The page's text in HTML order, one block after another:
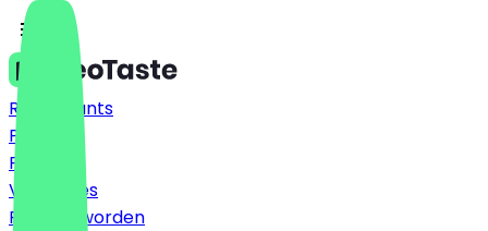
Restaurants
Prijzen
FAQ
Vacatures
Partner worden